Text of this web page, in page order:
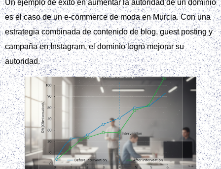
Un ejemplo de éxito en aumentar la autoridad de un dominio
es el caso de un e-commerce de moda en Murcia. Con una
estrategia combinada de contenido de blog, guest posting y
campaña en Instagram, el dominio logró mejorar su
autoridad.